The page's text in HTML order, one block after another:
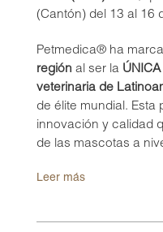
(Cantón) del 13 al 16
Petmedica® ha
región al ser la
veterinaria de
de élite mundial. Esta
innovación y calidad
de las mascotas a
Leer más